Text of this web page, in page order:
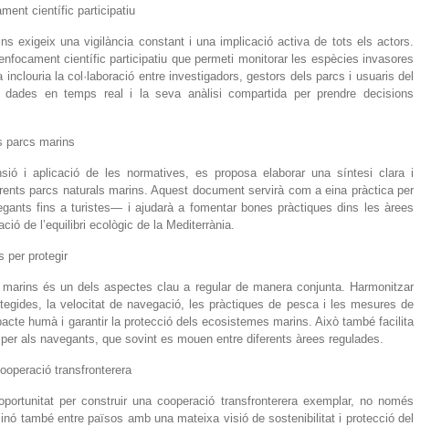
científic participatiu
exigeix una vigilància constant i una implicació activa de tots els actors.
científic participatiu que permeti monitorar les espècies invasores
la col·laboració entre investigadors, gestors dels parcs i usuaris del
en temps real i la seva anàlisi compartida per prendre decisions
parcs marins
i aplicació de les normatives, es proposa elaborar una síntesi clara i
parcs naturals marins. Aquest document servirà com a eina pràctica per
fins a turistes— i ajudarà a fomentar bones pràctiques dins les àrees
de l’equilibri ecològic de la Mediterrània.
per protegir
és un dels aspectes clau a regular de manera conjunta. Harmonitzar
la velocitat de navegació, les pràctiques de pesca i les mesures de
humà i garantir la protecció dels ecosistemes marins. Això també facilita
als navegants, que sovint es mouen entre diferents àrees regulades.
transfronterera
per construir una cooperació transfronterera exemplar, no només
també entre països amb una mateixa visió de sostenibilitat i protecció del